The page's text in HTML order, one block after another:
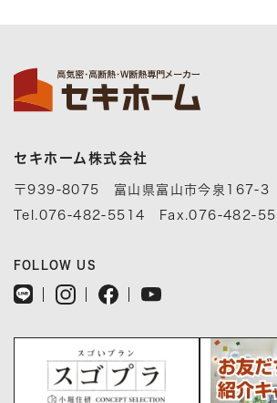
セキホーム株式会社
〒939-8075 富山県富山市今泉167-3
Tel.076-482-5514 Fax.076-482-
FOLLOW US